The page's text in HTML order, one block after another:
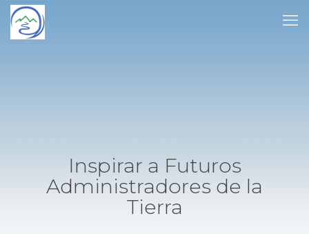
Inspirar a Futuros
Administradores de la
Tierra